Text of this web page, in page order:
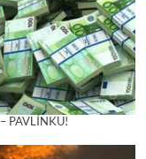
PAVLÍNKU!